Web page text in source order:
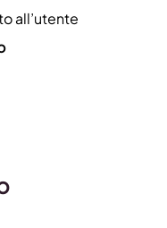
all’utente